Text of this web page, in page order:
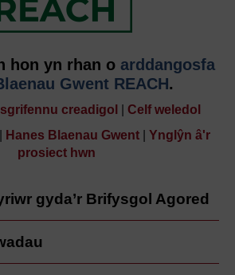
hon yn rhan o arddangosfa
Gwent REACH.
creadigol
Celf weledol
Hanes Blaenau Gwent| Ynglŷn â'r
prosiect hwn
gyda’r Brifysgol Agored